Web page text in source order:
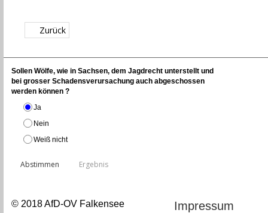
Zurück
Sollen Wölfe, wie in Sachsen, dem Jagdrecht unterstellt und
bei grosser Schadensverursachung auch abgeschossen
werden können ?
Ja
Nein
Weiß nicht
© 2018 AfD-OV Falkensee Impressum